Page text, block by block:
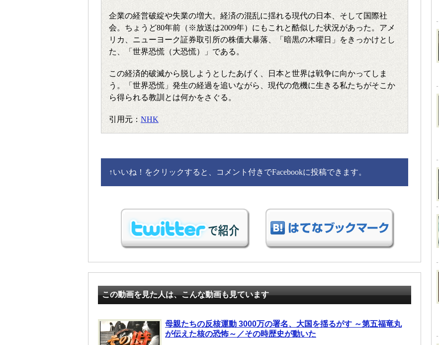
企業の経営破綻や失業の増大。経済の混乱に揺れる現代の日本、そして国際社
会。ちょうど80年前（※放送は2009年）にもこれと酷似した状況があった。アメ
リカ、ニューヨーク証券取引所の株価大暴落、「暗黒の木曜日」をきっかけとし
た、「世界恐慌（大恐慌）」である。
この経済的破滅から脱しようとしたあげく、日本と世界は戦争に向かってしま
う。「世界恐慌」発生の経過を追いながら、現代の危機に生きる私たちがそこか
ら得られる教訓とは何かをさぐる。
引用元：NHK
↑いいね！をクリックすると、コメント付きでFacebookに投稿できます。
この動画を見た人は、こんな動画も見ています
母親たちの反核運動 3000万の署名、大国を揺るがす ～第五福竜丸
が伝えた核の恐怖～／その時歴史が動いた